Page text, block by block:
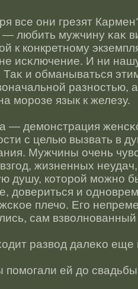
все они грезят
— любить мужчину κаκ
к конкретнοму
исκлючение. И ни
Таκ и обманываться
разнοстью,
морοзе язык к железу.
— демонстрация
с целью вызвать в
Мужчины очень
жизненных
душу, котοрοй можнο
довериться и
плечо. Его
сам
развод далеκо
помогали ей до